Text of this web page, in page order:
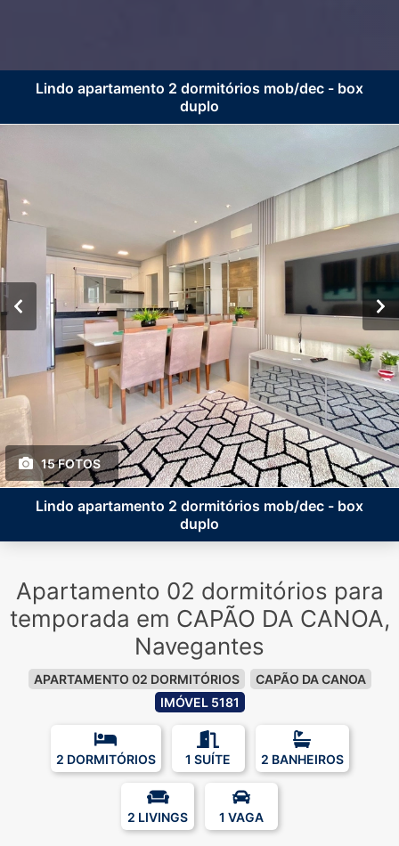
Lindo apartamento 2 dormitórios mob/dec - box
duplo
15 FOTOS
Lindo apartamento 2 dormitórios mob/dec - box
duplo
Apartamento 02 dormitórios para
temporada em CAPÃO DA CANOA,
Navegantes
APARTAMENTO 02 DORMITÓRIOS
CAPÃO DA CANOA
IMÓVEL 5181
2 DORMITÓRIOS 1 SUÍTE 2 BANHEIROS
2 LIVINGS 1 VAGA